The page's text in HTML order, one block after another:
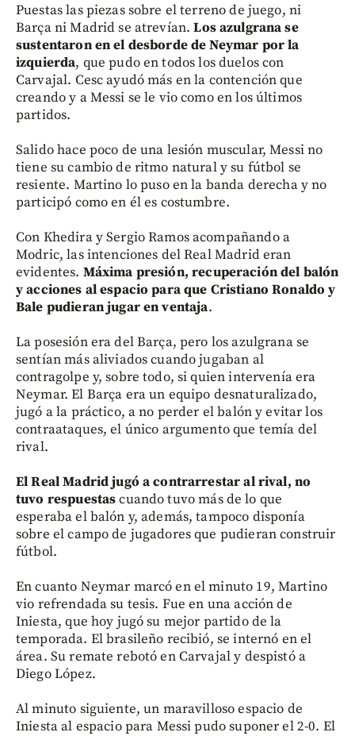
Puestas las piezas sobre el terreno de juego, ni
Barça ni Madrid se atrevían.Los azulgrana se
sustentaron en el desborde de Neymar por la
izquierda, que pudo en todos los duelos con
Carvajal. Cesc ayudó más en la contención que
creando y a Messi se le vio como en los últimos
partidos.
Salido hace poco de una lesión muscular, Messi no
tiene su cambio de ritmo natural y su fútbol se
resiente. Martino lo puso en la banda derecha y no
participó como en él es costumbre.
Con Khedira y Sergio Ramos acompañando a
Modric, las intenciones del Real Madrid eran
evidentes. Máxima presión, recuperación del balón
y acciones al espacio para que Cristiano Ronaldo y
Bale pudieran jugar en ventaja.
La posesión era del Barça, pero los azulgrana se
sentían más aliviados cuando jugaban al
contragolpe y, sobre todo, si quien intervenía era
Neymar. El Barça era un equipo desnaturalizado,
jugó a la práctico, a no perder el balón y evitar los
contraataques, el único argumento que temía del
rival.
El Real Madrid jugó a contrarrestar al rival, no
tuvo respuestascuando tuvo más de lo que
esperaba el balón y, además, tampoco disponía
sobre el campo de jugadores que pudieran construir
fútbol.
En cuanto Neymar marcó en el minuto 19, Martino
vio refrendada su tesis. Fue en una acción de
Iniesta, que hoy jugó su mejor partido de la
temporada. El brasileño recibió, se internó en el
área. Su remate rebotó en Carvajal y despistó a
Diego López.
Al minuto siguiente, un maravilloso espacio de
Iniesta al espacio para Messi pudo suponer el 2-0. El